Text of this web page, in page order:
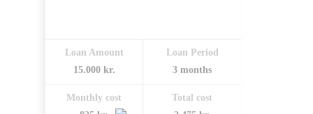
Loan Amount
15.000 kr.
Loan Period
3 months
Monthly cost
Total cost